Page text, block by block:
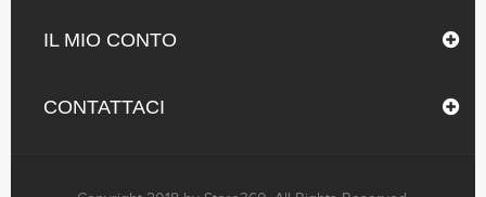
IL MIO CONTO
CONTATTACI